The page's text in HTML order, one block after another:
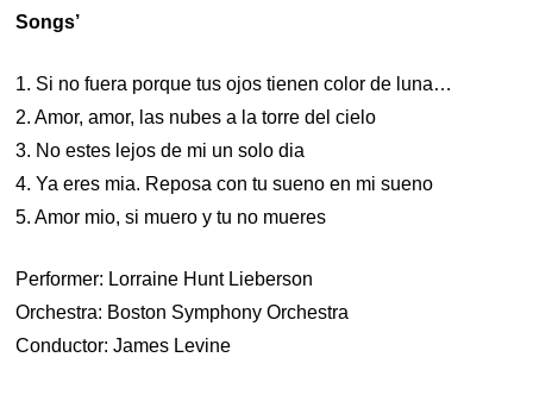
Songs’
1. Si no fuera porque tus ojos tienen color de luna…
2. Amor, amor, las nubes a la torre del cielo
3. No estes lejos de mi un solo dia
4. Ya eres mia. Reposa con tu sueno en mi sueno
5. Amor mio, si muero y tu no mueres
Performer: Lorraine Hunt Lieberson
Orchestra: Boston Symphony Orchestra
Conductor: James Levine